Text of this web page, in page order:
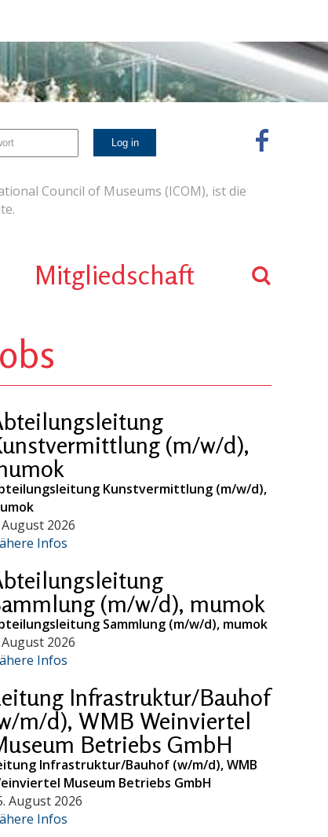
Council of Museums (ICOM), ist die
Mitgliedschaft
(m/w/d),
Kunstvermittlung (m/w/d),
August 2026
Infos
(m/w/d), mumok
Sammlung (m/w/d), mumok
August 2026
Infos
Infrastruktur/Bauhof
m/d), WMB Weinviertel
Betriebs GmbH
Infrastruktur/Bauhof (w/m/d), WMB
Museum Betriebs GmbH
August 2026
Infos